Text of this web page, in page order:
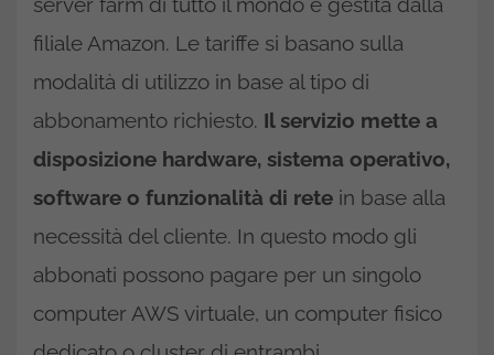
filiale Amazon. Le tariffe si basano sulla
modalità di utilizzo in base al tipo di
abbonamento richiesto. Il servizio mette a
disposizione hardware, sistema operativo,
software o funzionalità di rete in base alla
necessità del cliente. In questo modo gli
abbonati possono pagare per un singolo
computer AWS virtuale, un computer fisico